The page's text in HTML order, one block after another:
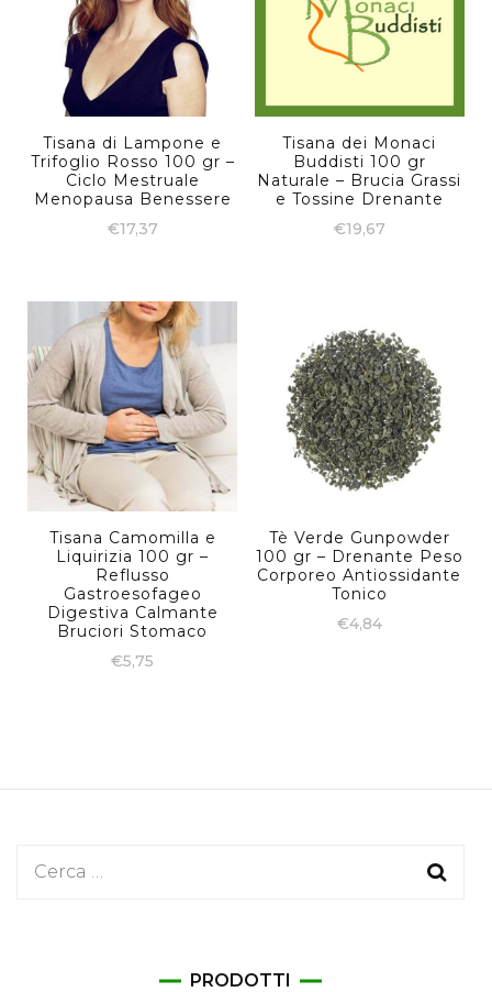
Tisana di Lampone e
Trifoglio Rosso 100 gr –
Ciclo Mestruale
Menopausa Benessere
€17,37
Tisana dei Monaci
Buddisti 100 gr
Naturale – Brucia Grassi
e Tossine Drenante
€19,67
Tisana Camomilla e
Liquirizia 100 gr –
Reflusso
Gastroesofageo
Digestiva Calmante
Bruciori Stomaco
€5,75
Tè Verde Gunpowder
100 gr – Drenante Peso
Corporeo Antiossidante
Tonico
€4,84
Ricerca
PRODOTTI